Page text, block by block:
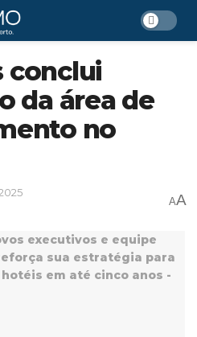
conclui
da área de
no
AA